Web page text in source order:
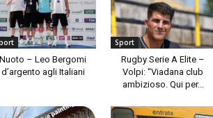
Nuoto – Leo Bergomi
d’argento agli Italiani
Sport
Rugby Serie A Elite –
Volpi: “Viadana club
ambizioso. Qui per...